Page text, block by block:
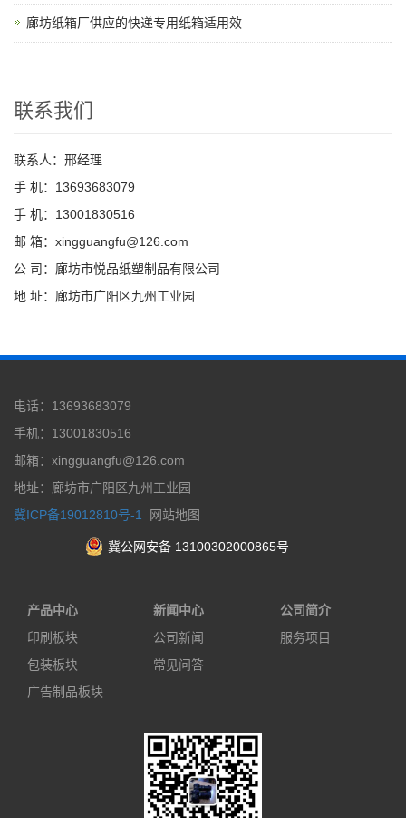
廊坊纸箱厂供应的快递专用纸箱适用效
联系我们
联系人：邢经理
手 机：13693683079
手 机：13001830516
邮 箱：xingguangfu@126.com
公 司：廊坊市悦品纸塑制品有限公司
地 址：廊坊市广阳区九州工业园
电话：13693683079
手机：13001830516
邮箱：xingguangfu@126.com
地址：廊坊市广阳区九州工业园
冀ICP备19012810号-1
网站地图
冀公网安备 13100302000865号
产品中心
印刷板块
包装板块
广告制品板块
新闻中心
公司新闻
常见问答
公司简介
服务项目